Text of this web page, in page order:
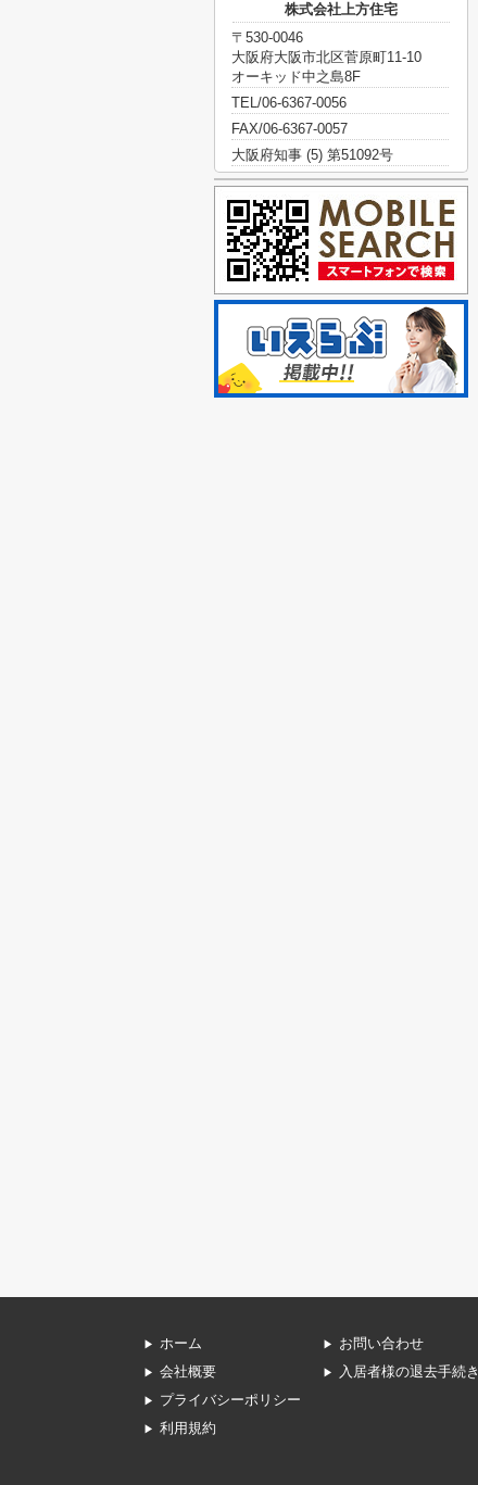
株式会社上方住宅
〒530-0046
大阪府大阪市北区菅原町11-10
オーキッド中之島8F
TEL/06-6367-0056
FAX/06-6367-0057
大阪府知事 (5) 第51092号
ホーム
会社概要
プライバシーポリシー
利用規約
お問い合わせ
入居者様の退去手続き